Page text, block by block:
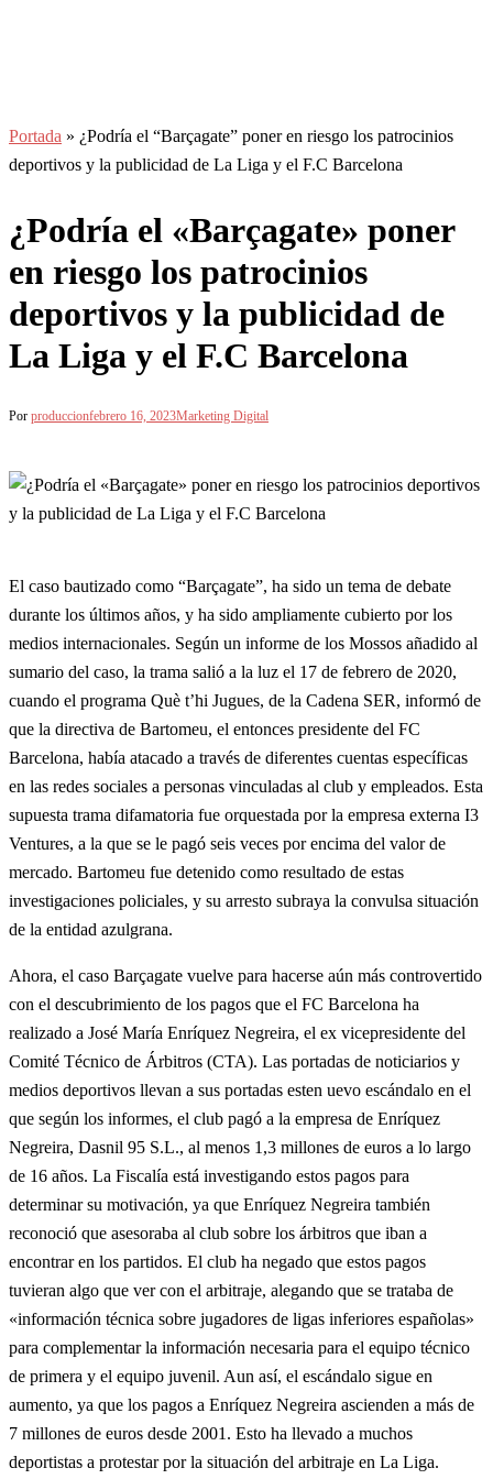
Portada » ¿Podría el “Barçagate” poner en riesgo los patrocinios
deportivos y la publicidad de La Liga y el F.C Barcelona
¿Podría el «Barçagate» poner
en riesgo los patrocinios
deportivos y la publicidad de
La Liga y el F.C Barcelona
Por produccionfebrero 16, 2023Marketing Digital
El caso bautizado como “Barçagate”, ha sido un tema de debate
durante los últimos años, y ha sido ampliamente cubierto por los
medios internacionales. Según un informe de los Mossos añadido al
sumario del caso, la trama salió a la luz el 17 de febrero de 2020,
cuando el programa Què t’hi Jugues, de la Cadena SER, informó de
que la directiva de Bartomeu, el entonces presidente del FC
Barcelona, había atacado a través de diferentes cuentas específicas
en las redes sociales a personas vinculadas al club y empleados. Esta
supuesta trama difamatoria fue orquestada por la empresa externa I3
Ventures, a la que se le pagó seis veces por encima del valor de
mercado. Bartomeu fue detenido como resultado de estas
investigaciones policiales, y su arresto subraya la convulsa situación
de la entidad azulgrana.
Ahora, el caso Barçagate vuelve para hacerse aún más controvertido
con el descubrimiento de los pagos que el FC Barcelona ha
realizado a José María Enríquez Negreira, el ex vicepresidente del
Comité Técnico de Árbitros (CTA). Las portadas de noticiarios y
medios deportivos llevan a sus portadas esten uevo escándalo en el
que según los informes, el club pagó a la empresa de Enríquez
Negreira, Dasnil 95 S.L., al menos 1,3 millones de euros a lo largo
de 16 años. La Fiscalía está investigando estos pagos para
determinar su motivación, ya que Enríquez Negreira también
reconoció que asesoraba al club sobre los árbitros que iban a
encontrar en los partidos. El club ha negado que estos pagos
tuvieran algo que ver con el arbitraje, alegando que se trataba de
«información técnica sobre jugadores de ligas inferiores españolas»
para complementar la información necesaria para el equipo técnico
de primera y el equipo juvenil. Aun así, el escándalo sigue en
aumento, ya que los pagos a Enríquez Negreira ascienden a más de
7 millones de euros desde 2001. Esto ha llevado a muchos
deportistas a protestar por la situación del arbitraje en La Liga.